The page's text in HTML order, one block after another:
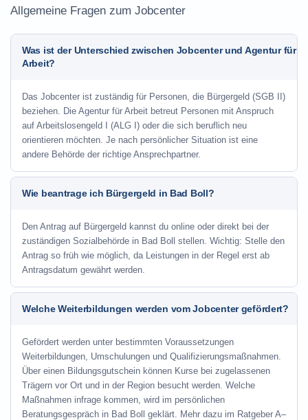
Allgemeine Fragen zum Jobcenter
Was ist der Unterschied zwischen Jobcenter und Agentur für
Arbeit?
Das Jobcenter ist zuständig für Personen, die Bürgergeld (SGB II)
beziehen. Die Agentur für Arbeit betreut Personen mit Anspruch
auf Arbeitslosengeld I (ALG I) oder die sich beruflich neu
orientieren möchten. Je nach persönlicher Situation ist eine
andere Behörde der richtige Ansprechpartner.
Wie beantrage ich Bürgergeld in Bad Boll?
Den Antrag auf Bürgergeld kannst du online oder direkt bei der
zuständigen Sozialbehörde in Bad Boll stellen. Wichtig: Stelle den
Antrag so früh wie möglich, da Leistungen in der Regel erst ab
Antragsdatum gewährt werden.
Welche Weiterbildungen werden vom Jobcenter gefördert?
Gefördert werden unter bestimmten Voraussetzungen
Weiterbildungen, Umschulungen und Qualifizierungsmaßnahmen.
Über einen Bildungsgutschein können Kurse bei zugelassenen
Trägern vor Ort und in der Region besucht werden. Welche
Maßnahmen infrage kommen, wird im persönlichen
Beratungsgespräch in Bad Boll geklärt. Mehr dazu im Ratgeber A–